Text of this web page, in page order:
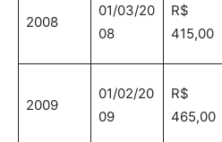
2008
01/03/20
08
R$
415,00
2009
01/02/20
09
R$
465,00